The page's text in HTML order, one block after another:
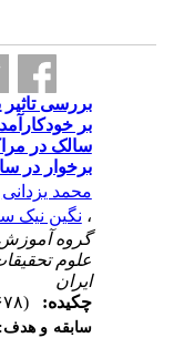
بررسی تاثیر
بر
سالک در
برخوار در سال۱۴۰۲-۱۴۰۳
محمد یزدانی
نگین نیک
گروه آموزش
علوم
ایران
چکیده:
سابقه و هدف: